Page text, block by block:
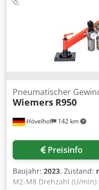
Hövelhof 142 km
Pneumatischer
Wiemers R950
Preisinfo
Baujahr: 2023, Zustand:
M2-M8 Drehzahl (U/